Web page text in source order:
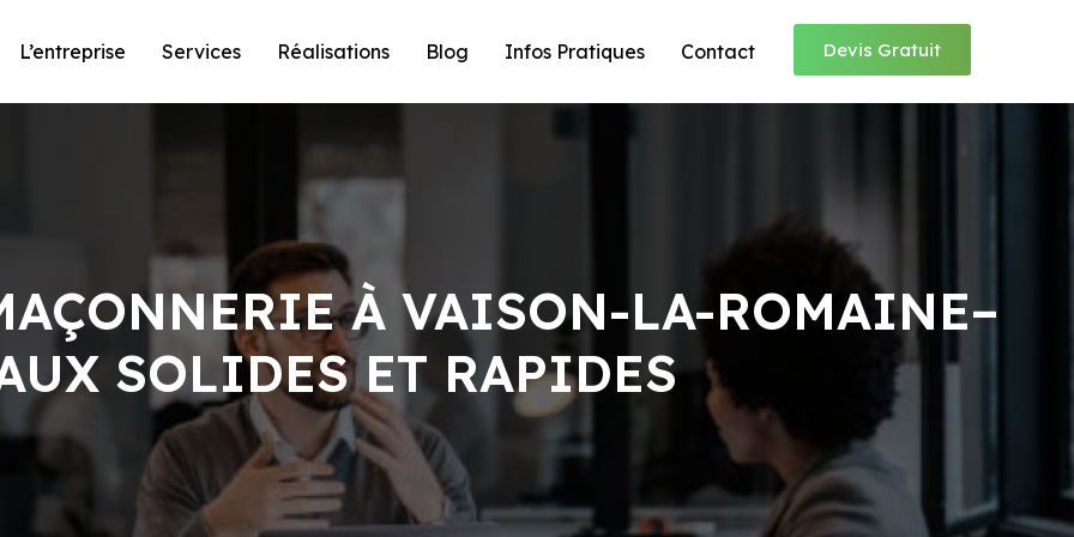
L’entreprise Services Réalisations Blog Infos Pratiques Contact Devis Gratuit
À VAISON-LA-ROMAINE–
SOLIDES ET RAPIDES